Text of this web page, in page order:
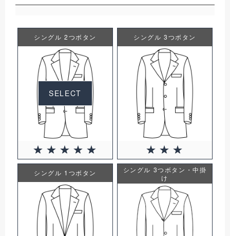
シングル 2つボタン
SELECT
シングル 3つボタン
シングル 1つボタン
シングル 3つボタン・中掛
け